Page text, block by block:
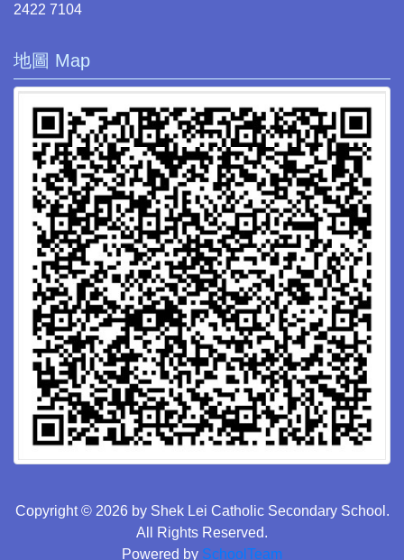
2422 7104
地圖 Map
Copyright © 2026 by Shek Lei Catholic Secondary School.
All Rights Reserved.
Powered by SchoolTeam